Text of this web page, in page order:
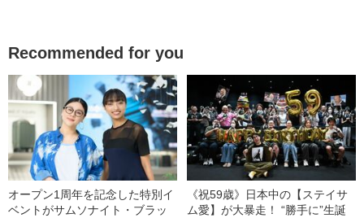
Recommended for you
オープン1周年を記念した特別イ
ベントがサムソナイト・ブラッ
《祝59歳》日本中の【ステイサ
ム愛】が大暴走！ “勝手に”生誕